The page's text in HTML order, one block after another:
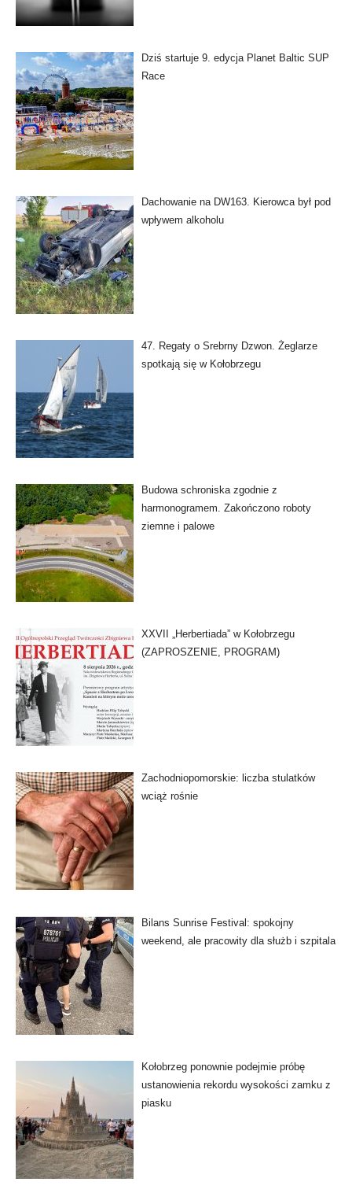
Dziś startuje 9. edycja Planet Baltic SUP
Race
Dachowanie na DW163. Kierowca był pod
wpływem alkoholu
47. Regaty o Srebrny Dzwon. Żeglarze
spotkają się w Kołobrzegu
Budowa schroniska zgodnie z
harmonogramem. Zakończono roboty
ziemne i palowe
XXVII „Herbertiada” w Kołobrzegu
(ZAPROSZENIE, PROGRAM)
Zachodniopomorskie: liczba stulatków
wciąż rośnie
Bilans Sunrise Festival: spokojny
weekend, ale pracowity dla służb i szpitala
Kołobrzeg ponownie podejmie próbę
ustanowienia rekordu wysokości zamku z
piasku